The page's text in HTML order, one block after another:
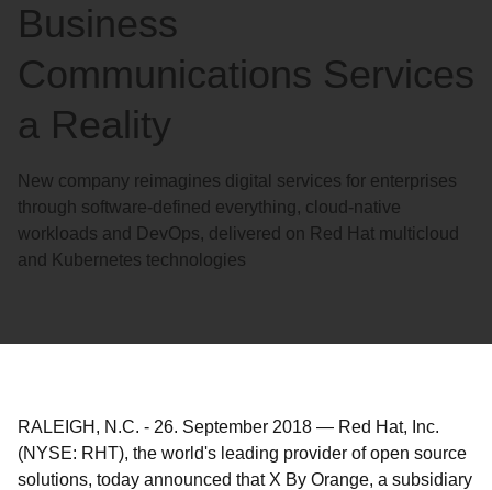
Business
Communications Services
a Reality
New company reimagines digital services for enterprises
through software-defined everything, cloud-native
workloads and DevOps, delivered on Red Hat multicloud
and Kubernetes technologies
RALEIGH, N.C. - 26. September 2018 — Red Hat, Inc.
(NYSE: RHT), the world's leading provider of open source
solutions, today announced that X By Orange, a subsidiary